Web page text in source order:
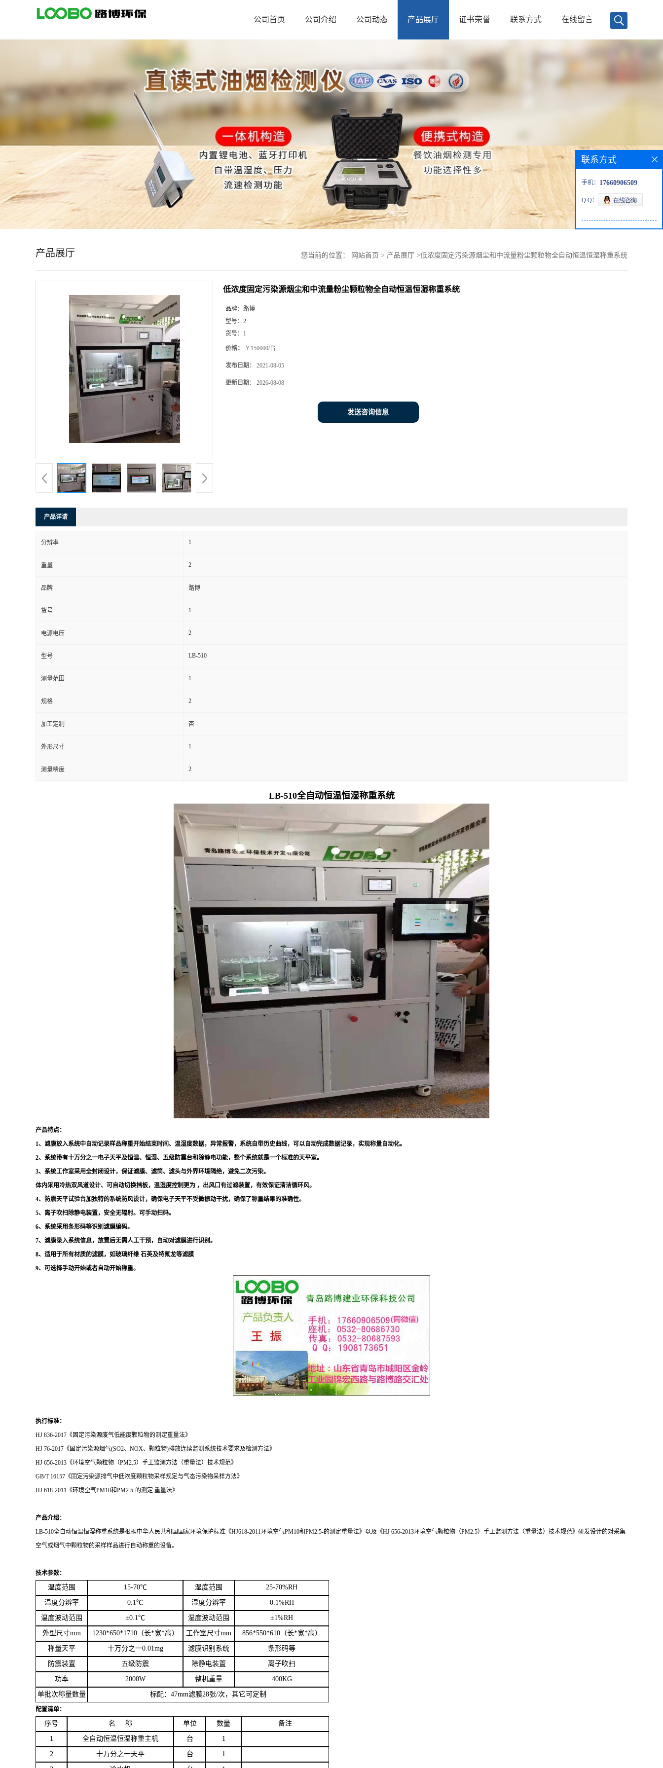
首
公司首页 公司介绍 公司动态 产品展厅 证书荣誉 联系方式 在线留言
产品展厅 您当前的位置： 网站首页 > 产品展厅 >低浓度固定污染源烟尘和中流量粉尘颗粒物全自动恒温恒湿称重系统
低浓度固定污染源烟尘和中流量粉尘颗粒物全自动恒温恒湿称重系统
品牌： 路博
型号： 2
货号： 1
价格： ￥150000/台
发布日期： 2021-08-05
更新日期： 2026-08-08
发送咨询信息
产品详请
分辨率 1
重量 2
品牌 路博
货号 1
电源电压 2
型号 LB-510
测量范围 1
规格 2
加工定制 否
外形尺寸 1
测量精度 2
LB-510全自动恒温恒湿称重系统
产品特点：
1、滤膜放入系统中自动记录样品称重开始结束时间、温湿度数据，异常报警，系统自带历史曲线，可以自动完成数据记录，实现称量自动化。
2、系统带有十万分之一电子天平及恒温、恒湿、五级防震台和除静电功能，整个系统就是一个标准的天平室。
3、系统工作室采用全封闭设计，保证滤膜、滤筒、滤头与外界环境隔绝，避免二次污染。
体内采用冷热双风道设计、可自动切换挡板，温湿度控制更为 ，出风口有过滤装置，有效保证清洁循环风。
4、防震天平试验台加独特的系统防风设计，确保电子天平不受微振动干扰，确保了称量结果的准确性。
5、离子吹扫除静电装置，安全无辐射。可手动扫码。
6、系统采用条形码等识别滤膜编码。
7、滤膜录入系统信息，放置后无需人工干预，自动对滤膜进行识别。
8、适用于所有材质的滤膜，如玻璃纤维 石英及特氟龙等滤膜
9、可选择手动开始或者自动开始称重。
执行标准：
HJ 836-2017《固定污染源废气低能度颗粒物的测定重量法》
HJ 76-2017《 固定污染源烟气(SO2、NOX、颗粒物)排放连续监测系统技术要求及检测方法》
HJ 656-2013《环境空气颗粒物（PM2.5）手工监测方法（重量法）技术规范》
GB/T 16157《固定污染源排气中低浓度颗粒物采样规定与气态污染物采样方法》
HJ 618-2011《环境空气PM10和PM2.5-的测定 重量法》
产品介绍：
LB-510全自动恒温恒湿称重系统是根据中华人民共和国国家环境保护标准《HJ618-2011环境空气PM10和PM2.5-的测定重量法》以及《HJ 656-2013环境空气颗粒物（PM2.5）手工监测方法（重量法）技术规范》研发设计的对采集
空气或烟气中颗粒物的采样样品进行自动称重的设备。
技术参数：
温度范围 15-70℃ 湿度范围 25-70%RH
温度分辨率 0.1℃ 湿度分辨率 0.1%RH
温度波动范围 ±0.1℃ 湿度波动范围 ±1%RH
外型尺寸mm 1230*650*1710（长*宽*高） 工作室尺寸mm 856*550*610（长*宽*高）
称量天平 十万分之一0.01mg 滤膜识别系统 条形码等
防震装置 五级防震 除静电装置 离子吹扫
功率 2000W 整机重量 400KG
单批次称量数量 标配：47mm滤膜28张/次，其它可定制
配置清单：
序号 名 称 单位 数量 备注
1 全自动恒温恒湿称重主机 台 1
2 十万分之一天平 台 1
联系方式
手机： 17660906509
Q Q：